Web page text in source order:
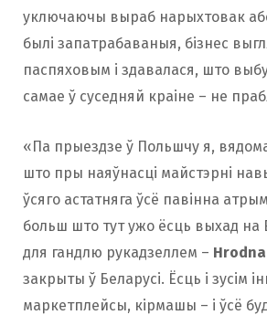
уключаючы выраб нарыхтовак
былі запатрабаваныя, бізнес
паспяховым і здавалася, што
самае ў суседняй краіне – не
«Па прыездзе ў Польшчу я, вядома
што пры наяўнасці майстэрні
ўсяго астатняга ўсё павінна
больш што тут ужо ёсць выхад на
для гандлю рукадзеллем –
закрыты ў Беларусі. Ёсць і зусім
маркетплейсы, кірмашы – і ўсё